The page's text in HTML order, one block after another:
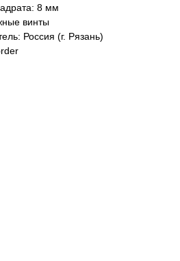
8 мм
винты
Россия (г. Рязань)